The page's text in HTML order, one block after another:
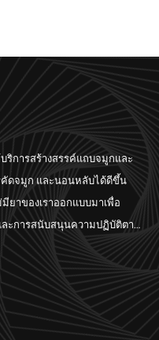
การสร้างสรรค์แถบจมูกและ
คัดจมูก และนอนหลับได้ดีขึ้น
ยาของเราออกแบบมาเพื่อ
ะการสนับสนุนความปฏิบัติตาม